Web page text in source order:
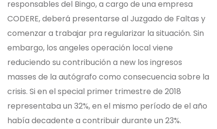
responsables del Bingo, a cargo de una empresa
CODERE, deberá presentarse al Juzgado de Faltas y
comenzar a trabajar pra regularizar la situación. Sin
embargo, los angeles operación local viene
reduciendo su contribución a new los ingresos
masses de la autógrafo como consecuencia sobre la
crisis. Si en el special primer trimestre de 2018
representaba un 32%, en el mismo período de el año
había decadente a contribuir durante un 23%.